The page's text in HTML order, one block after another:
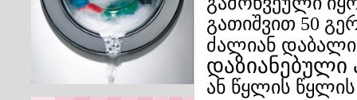
გათიშვით 50
ძალიან
დაზიანებული
ან წყლის